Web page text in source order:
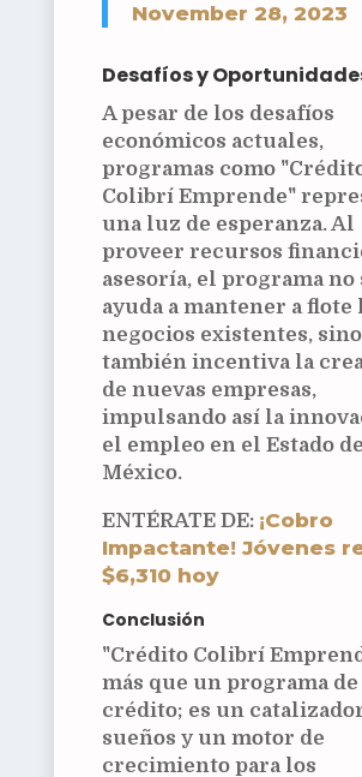
November 28, 2023
Desafíos y
A pesar de los desafíos
económicos actuales,
programas como
Colibrí Emprende"
una luz de esperanza. Al
proveer recursos
asesoría, el programa no
ayuda a mantener a flote
negocios existentes,
también incentiva la
de nuevas empresas,
impulsando así la
el empleo en el Estado de
México.
ENTÉRATE DE: ¡Cobro
Impactante! Jóvenes
$6,310 hoy
Conclusión
"Crédito Colibrí
más que un programa de
crédito; es un
sueños y un motor de
crecimiento para los